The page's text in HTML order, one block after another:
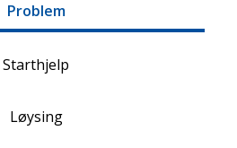
Problem
Starthjelp
Løysing